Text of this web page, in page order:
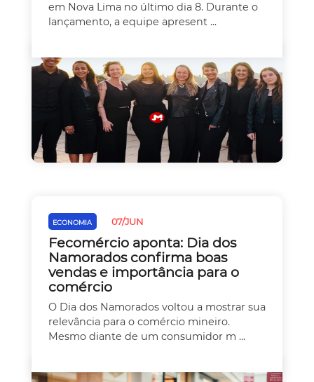
em Nova Lima no último dia 8. Durante o
lançamento, a equipe apresent ...
ECONOMIA 07/JUN
Fecomércio aponta: Dia dos
Namorados confirma boas
vendas e importância para o
comércio
O Dia dos Namorados voltou a mostrar sua
relevância para o comércio mineiro.
Mesmo diante de um consumidor m ...